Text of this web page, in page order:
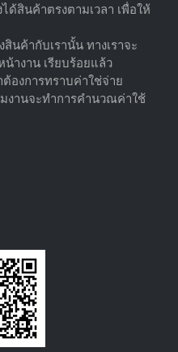
ด้สินค้าตรงตามเวลา เพื่อให้
สินค้ากับเรานั้น ทางเราจะ
น้างาน เรียบร้อยแล้ว
องการทราบค่าใช่จ่าย
งานจะทำการคำนวณค่าใช้